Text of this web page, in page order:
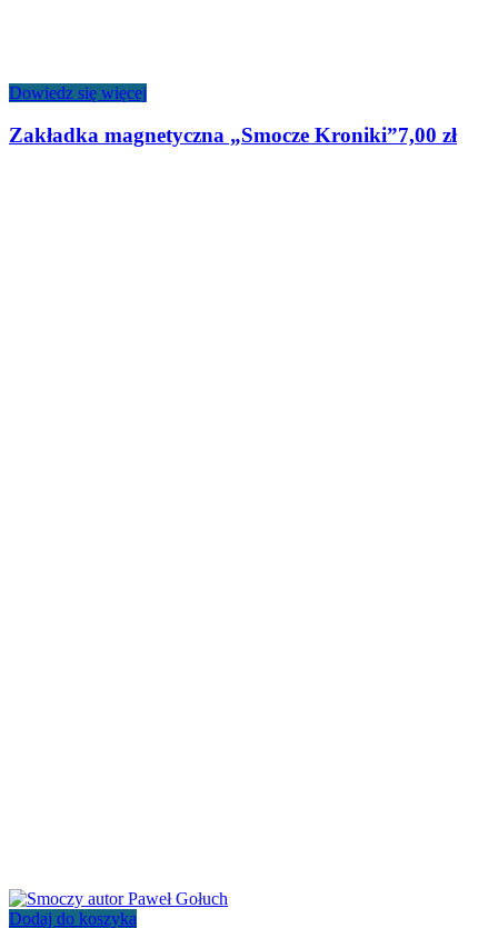
Dowiedz się więcej
Zakładka magnetyczna „Smocze Kroniki”7,00 zł
Dodaj do koszyka